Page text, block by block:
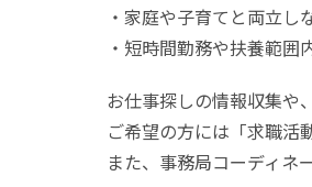
・家庭や子育てと両立し
・短時間勤務や扶養範囲
お仕事探しの情報収集や
ご希望の方には「求職活
また、事務局コーディネ